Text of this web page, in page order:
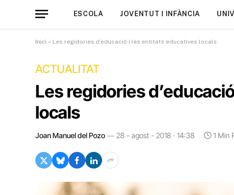
ESCOLA JOVENTUT I INFÀNCIA
Inici » Les regidories d’educació i les entitats educatives locals
ACTUALITAT
Les regidories
locals
Joan Manuel del Pozo 28 - agost - 2018 · 14:38 1 Min